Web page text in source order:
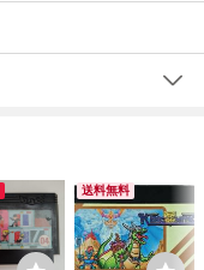
送料無料